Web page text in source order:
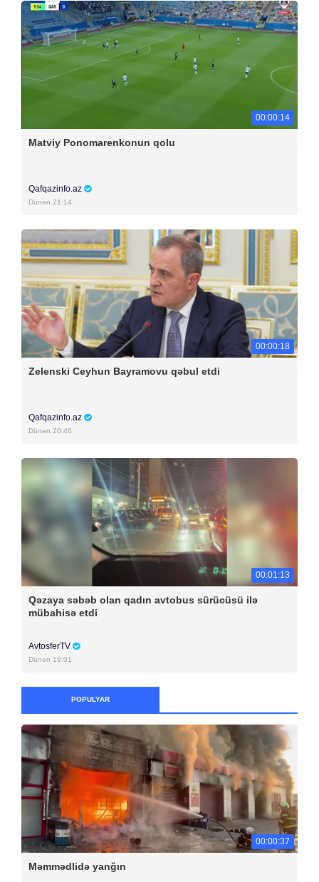
00:00:14
Matviy Ponomarenkonun qolu
Qafqazinfo.az
Dünən 21:14
00:00:18
Zelenski Ceyhun Bayramovu qəbul etdi
Qafqazinfo.az
Dünən 20:46
00:01:13
Qəzaya səbəb olan qadın avtobus sürücüsü ilə
mübahisə etdi
AvtosferTV
Dünən 19:01
POPULYAR
00:00:37
Məmmədlidə yanğın